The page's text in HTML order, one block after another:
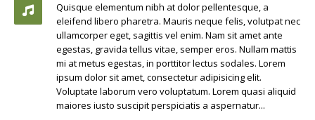
Quisque elementum nibh at dolor pellentesque, a
eleifend libero pharetra. Mauris neque felis, volutpat nec
ullamcorper eget, sagittis vel enim. Nam sit amet ante
egestas, gravida tellus vitae, semper eros. Nullam mattis
mi at metus egestas, in porttitor lectus sodales. Lorem
ipsum dolor sit amet, consectetur adipisicing elit.
Voluptate laborum vero voluptatum. Lorem quasi aliquid
maiores iusto suscipit perspiciatis a aspernatur...